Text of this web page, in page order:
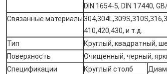
DIN 1654-5, DIN 17440,
Связанные материалы
410,420,430, и т.д.
Тип
Круглый, квадратный,
Поверхность
Очищенный, черный,
Спецификации
Круглый столб